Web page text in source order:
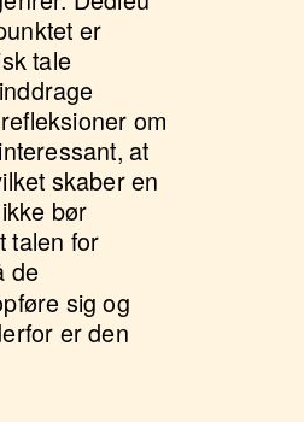
er
tale
om
at
skaber en
bør
talen for
de
sig og
er den